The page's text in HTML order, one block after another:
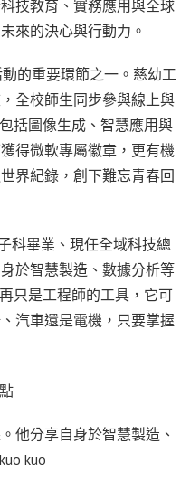
技教育、實務應用與全球
來的決心與行動力。
的重要環節之一。慈幼工
全校師生同步參與線上與
括圖像生成、智慧應用與
得微軟專屬徽章，更有機
界紀錄，創下難忘青春回
科畢業、現任全域科技總
於智慧製造、數據分析等
只是工程師的工具，它可
汽車還是電機，只要掌握
他分享自身於智慧製造、
kuo